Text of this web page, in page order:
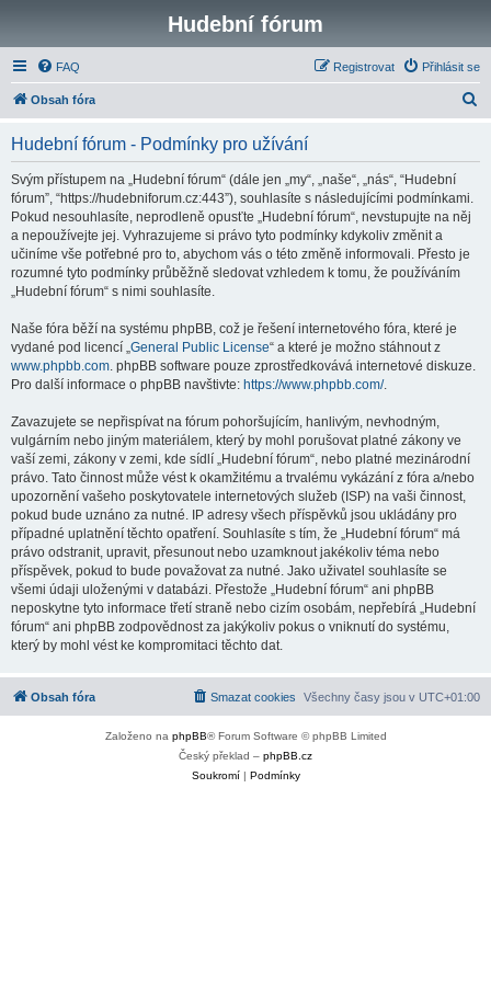
Hudební fórum
FAQ Přihlásit se
Registrovat
Obsah fóra
Hudební fórum - Podmínky pro užívání
Svým přístupem na „Hudební fórum“ (dále jen „my“, „naše“, „nás“, “Hudební
fórum”, “https://hudebniforum.cz:443”), souhlasíte s následujícími podmínkami.
Pokud nesouhlasíte, neprodleně opusťte „Hudební fórum“, nevstupujte na něj
a nepoužívejte jej. Vyhrazujeme si právo tyto podmínky kdykoliv změnit a
učiníme vše potřebné pro to, abychom vás o této změně informovali. Přesto je
rozumné tyto podmínky průběžně sledovat vzhledem k tomu, že používáním
„Hudební fórum“ s nimi souhlasíte.
Naše fóra běží na systému phpBB, což je řešení internetového fóra, které je
vydané pod licencí „General Public License“ a které je možno stáhnout z
www.phpbb.com. phpBB software pouze zprostředkovává internetové diskuze.
Pro další informace o phpBB navštivte: https://www.phpbb.com/.
Zavazujete se nepřispívat na fórum pohoršujícím, hanlivým, nevhodným,
vulgárním nebo jiným materiálem, který by mohl porušovat platné zákony ve
vaší zemi, zákony v zemi, kde sídlí „Hudební fórum“, nebo platné mezinárodní
právo. Tato činnost může vést k okamžitému a trvalému vykázání z fóra a/nebo
upozornění vašeho poskytovatele internetových služeb (ISP) na vaši činnost,
pokud bude uznáno za nutné. IP adresy všech příspěvků jsou ukládány pro
případné uplatnění těchto opatření. Souhlasíte s tím, že „Hudební fórum“ má
právo odstranit, upravit, přesunout nebo uzamknout jakékoliv téma nebo
příspěvek, pokud to bude považovat za nutné. Jako uživatel souhlasíte se
všemi údaji uloženými v databázi. Přestože „Hudební fórum“ ani phpBB
neposkytne tyto informace třetí straně nebo cizím osobám, nepřebírá „Hudební
fórum“ ani phpBB zodpovědnost za jakýkoliv pokus o vniknutí do systému,
který by mohl vést ke kompromitaci těchto dat.
Obsah fóra Všechny časy jsou v UTC+01:00
Smazat cookies
Založeno na phpBB® Forum Software © phpBB Limited
Český překlad – phpBB.cz
Soukromí| Podmínky